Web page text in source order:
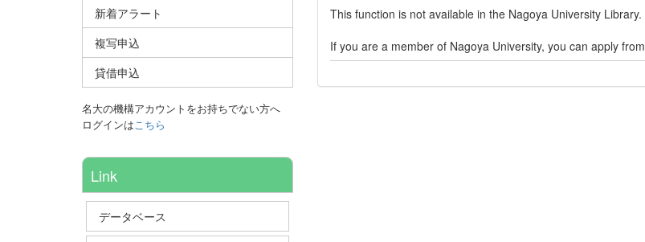
This function is not available in the Nagoya University Library.
If you are a member of Nagoya University, you can apply from
新着アラート
複写申込
貸借申込
名大の機構アカウントをお持ちでない方へ
ログインはこちら
Link
データベース